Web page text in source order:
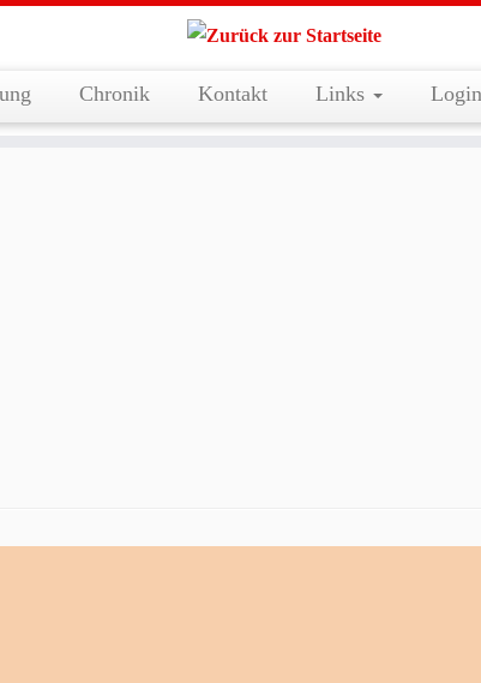
Chronik Kontakt Links Login